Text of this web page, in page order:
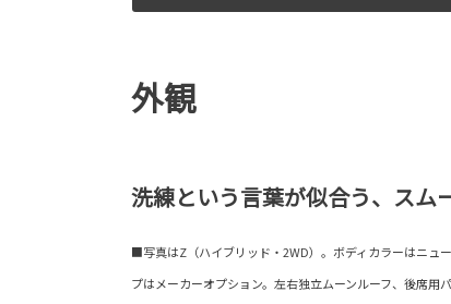
外観
洗練という言葉が似合う、スム
■写真はZ（ハイブリッド・2WD）。ボディカラーはニュ
プはメーカーオプション。左右独立ムーンルーフ、後席用